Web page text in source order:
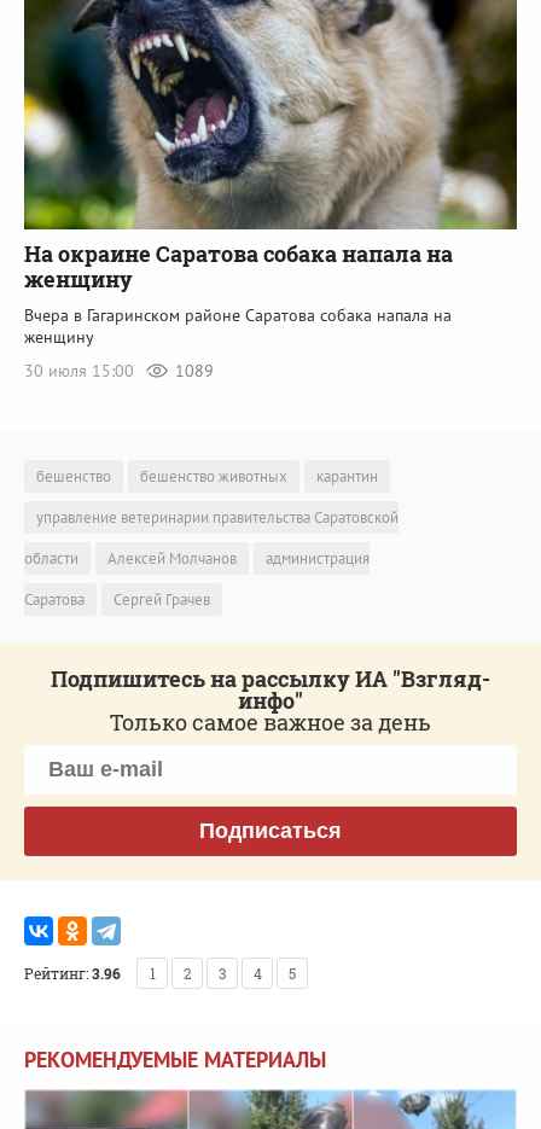
На окраине Саратова собака напала на
женщину
Вчера в Гагаринском районе Саратова собака напала на
женщину
30 июля 15:00
1089
бешенство бешенство животных
карантин
управление ветеринарии правительства Саратовской
области
Алексей Молчанов
администрация
Саратова
Сергей Грачев
Подпишитесь на рассылку ИА "Взгляд-
инфо"
Только самое важное за день
Подписаться
Рейтинг:3.96 1 2 3 4 5
РЕКОМЕНДУЕМЫЕ МАТЕРИАЛЫ